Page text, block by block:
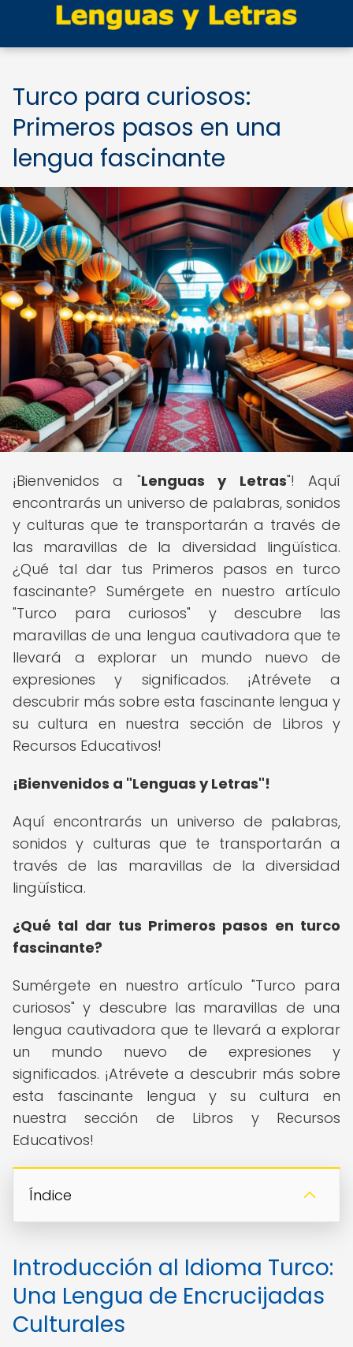
Turco para curiosos:
Primeros pasos en una
lengua fascinante
¡Bienvenidos a "Lenguas y Letras"! Aquí
encontrarás un universo de palabras, sonidos
y culturas que te transportarán a través de
las maravillas de la diversidad lingüística.
¿Qué tal dar tus Primeros pasos en turco
fascinante? Sumérgete en nuestro artículo
"Turco para curiosos" y descubre las
maravillas de una lengua cautivadora que te
llevará a explorar un mundo nuevo de
expresiones y significados. ¡Atrévete a
descubrir más sobre esta fascinante lengua y
su cultura en nuestra sección de Libros y
Recursos Educativos!
¡Bienvenidos a "Lenguas y Letras"!
Aquí encontrarás un universo de palabras,
sonidos y culturas que te transportarán a
través de las maravillas de la diversidad
lingüística.
¿Qué tal dar tus Primeros pasos en turco
fascinante?
Sumérgete en nuestro artículo "Turco para
curiosos" y descubre las maravillas de una
lengua cautivadora que te llevará a explorar
un mundo nuevo de expresiones y
significados. ¡Atrévete a descubrir más sobre
esta fascinante lengua y su cultura en
nuestra sección de Libros y Recursos
Educativos!
Índice
Introducción al Idioma Turco:
Una Lengua de Encrucijadas
Culturales